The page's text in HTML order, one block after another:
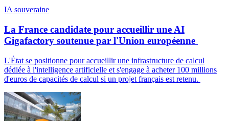
IA souveraine
La France candidate pour accueillir une AI
Gigafactory soutenue par l'Union européenne
L'État se positionne pour accueillir une infrastructure de calcul
dédiée à l'intelligence artificielle et s'engage à acheter 100 millions
d'euros de capacités de calcul si un projet français est retenu.